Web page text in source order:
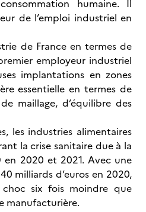
humaine. Il
de l’emploi industriel en
de France en termes de
employeur industriel
implantations en zones
essentielle en termes de
maillage, d’équilibre des
les industries alimentaires
la crise sanitaire due à la
2020 et 2021. Avec une
milliards d’euros en 2020,
six fois moindre que
manufacturière.